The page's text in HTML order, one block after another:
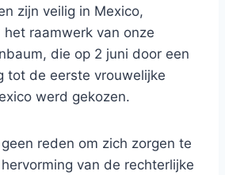
zijn veilig in Mexico,
raamwerk van onze
die op 2 juni door een
tot de eerste vrouwelijke
werd gekozen.
reden om zich zorgen te
van de rechterlijke